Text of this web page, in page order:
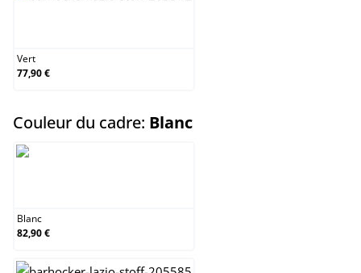
Vert
77,90 €
Couleur du cadre: Blancselect
Blanc
82,90 €